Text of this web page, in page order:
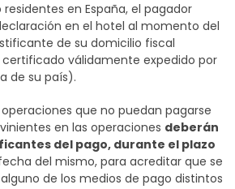
en España, el pagador
en el hotel al momento del
de su domicilio fiscal
válidamente expedido por
de su país).
que no puedan pagarse
en las operaciones deberán
del pago, durante el plazo
del mismo, para acreditar que se
de los medios de pago distintos